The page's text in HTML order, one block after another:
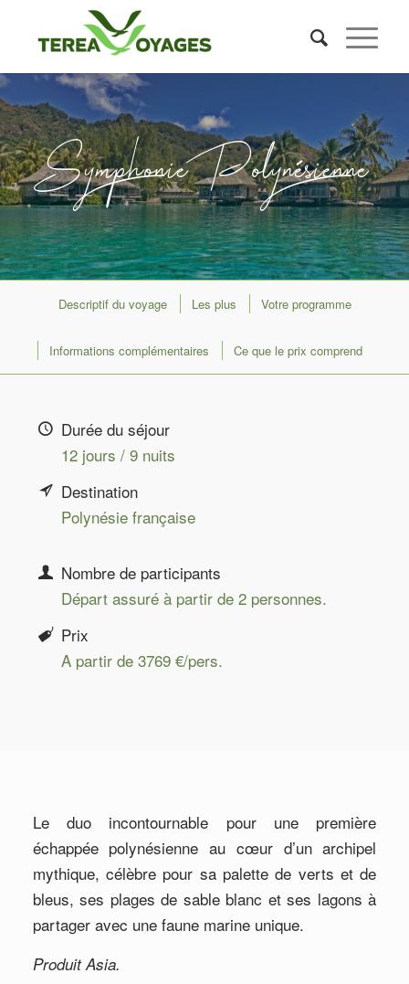
Symphonie Polynésienne
Descriptif du voyage Les plus Votre programme
Informations complémentaires Ce que le prix comprend
Durée du séjour
12 jours / 9 nuits
Destination
Polynésie française
Nombre de participants
Départ assuré à partir de 2 personnes.
Prix
A partir de 3769 €/pers.
Le duo incontournable pour une première
échappée polynésienne au cœur d’un archipel
mythique, célèbre pour sa palette de verts et de
bleus, ses plages de sable blanc et ses lagons à
partager avec une faune marine unique.
Produit Asia.